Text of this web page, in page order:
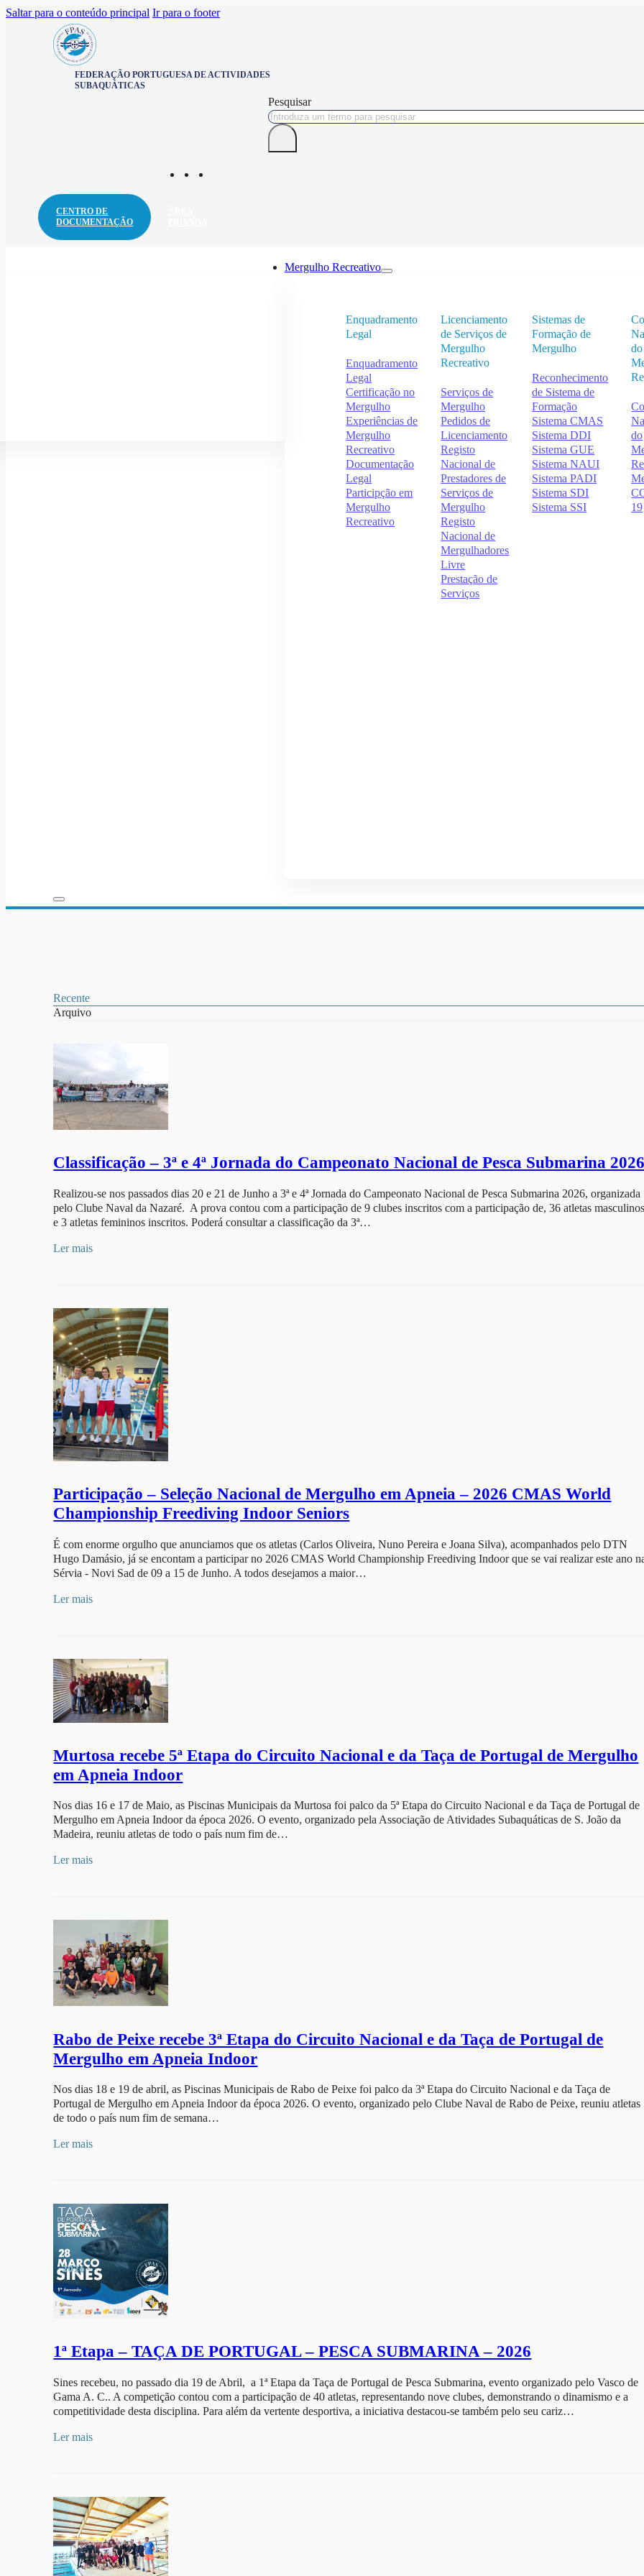
Saltar para o conteúdo principal Ir para o footer
FEDERAÇÃO PORTUGUESA DE ACTIVIDADES
SUBAQUÁTICAS
Pesquisar
CENTRO DE
DOCUMENTAÇÃO
Mergulho Recreativo
Enquadramento
Legal
Enquadramento
Legal
Certificação no
Mergulho
Experiências de
Mergulho
Recreativo
Documentação
Legal
Participção em
Mergulho
Recreativo
Licenciamento
de Serviços de
Mergulho
Recreativo
Serviços de
Mergulho
Pedidos de
Licenciamento
Registo
Nacional de
Prestadores de
Serviços de
Mergulho
Registo
Nacional de
Mergulhadores
Livre
Prestação de
Serviços
Sistemas de
Formação de
Mergulho
Reconhecimento
de Sistema de
Formação
Sistema CMAS
Sistema DDI
Sistema GUE
Sistema NAUI
Sistema PADI
Sistema SDI
Sistema SSI
do
do
19
Recente
Arquivo
Classificação – 3ª e 4ª Jornada do Campeonato Nacional de Pesca Submarina
Realizou-se nos passados dias 20 e 21 de Junho a 3ª e 4ª Jornada do Campeonato Nacional de Pesca Submarina 2026, organizada
pelo Clube Naval da Nazaré. A prova contou com a participação de 9 clubes inscritos com a participação de, 36 atletas
e 3 atletas femininos inscritos. Poderá consultar a classificação da 3ª…
Ler mais
Participação – Seleção Nacional de Mergulho em Apneia – 2026 CMAS World
Championship Freediving Indoor Seniors
É com enorme orgulho que anunciamos que os atletas (Carlos Oliveira, Nuno Pereira e Joana Silva), acompanhados pelo DTN
Hugo Damásio, já se encontam a participar no 2026 CMAS World Championship Freediving Indoor que se vai realizar este ano
Sérvia - Novi Sad de 09 a 15 de Junho. A todos desejamos a maior…
Ler mais
Murtosa recebe 5ª Etapa do Circuito Nacional e da Taça de Portugal de Mergulho
em Apneia Indoor
Nos dias 16 e 17 de Maio, as Piscinas Municipais da Murtosa foi palco da 5ª Etapa do Circuito Nacional e da Taça de Portugal de
Mergulho em Apneia Indoor da época 2026. O evento, organizado pela Associação de Atividades Subaquáticas de S. João da
Madeira, reuniu atletas de todo o país num fim de…
Ler mais
Rabo de Peixe recebe 3ª Etapa do Circuito Nacional e da Taça de Portugal de
Mergulho em Apneia Indoor
Nos dias 18 e 19 de abril, as Piscinas Municipais de Rabo de Peixe foi palco da 3ª Etapa do Circuito Nacional e da Taça de
Portugal de Mergulho em Apneia Indoor da época 2026. O evento, organizado pelo Clube Naval de Rabo de Peixe, reuniu atletas
de todo o país num fim de semana…
Ler mais
1ª Etapa – TAÇA DE PORTUGAL – PESCA SUBMARINA – 2026
Sines recebeu, no passado dia 19 de Abril, a 1ª Etapa da Taça de Portugal de Pesca Submarina, evento organizado pelo Vasco de
Gama A. C.. A competição contou com a participação de 40 atletas, representando nove clubes, demonstrando o dinamismo e a
competitividade desta disciplina. Para além da vertente desportiva, a iniciativa destacou-se também pelo seu cariz…
Ler mais